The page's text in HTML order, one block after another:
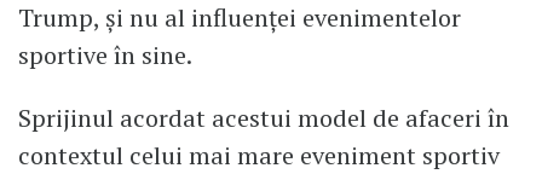
Trump, și nu al influenței evenimentelor
sportive în sine.
Sprijinul acordat acestui model de afaceri în
contextul celui mai mare eveniment sportiv